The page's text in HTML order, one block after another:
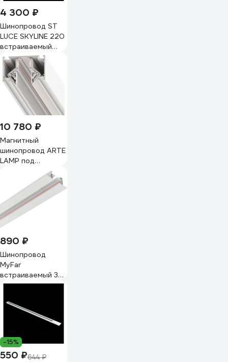
4 300 ₽
Шинопровод ST
LUCE SKYLINE 220
встраиваемый
Белый Длина 2
000мм
ST021.529.00H
10 780 ₽
Магнитный
шинопровод ARTE
LAMP под
натяжной потолок
ACCESSORIES
A473233
890 ₽
Шинопровод
MyFar
встраиваемый 3м
однофазный 220V
MT0102-3W
-15%
550 ₽644 ₽